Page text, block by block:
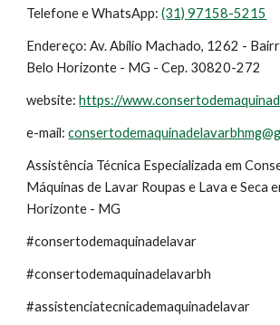
Telefone e WhatsApp:(31) 97158-5215
Endereço:Av. Abílio Machado, 1262 -
Belo Horizonte - MG - Cep. 30820-272
website:https://
e-mail:
Assistência Técnica Especializada em
Máquinas de Lavar Roupas e Lava e Seca
Horizonte - MG
#consertodemaquinadelavar
#consertodemaquinadelavarbh
#assistenciatecnicademaquinadelavar